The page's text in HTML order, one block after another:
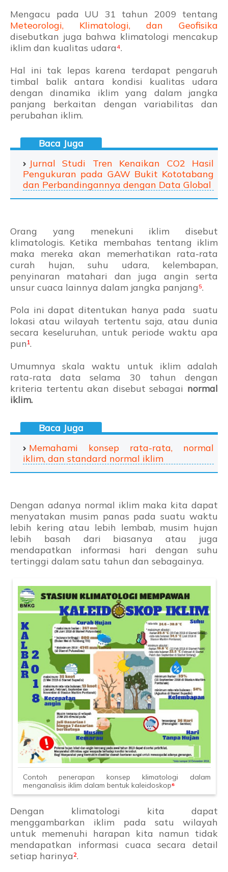
Mengacu pada UU 31 tahun 2009 tentang
Meteorologi, Klimatologi, dan Geofisika
disebutkan juga bahwa klimatologi mencakup
iklim dan kualitas udara⁴.
Hal ini tak lepas karena terdapat pengaruh
timbal balik antara kondisi kualitas udara
dengan dinamika iklim yang dalam jangka
panjang berkaitan dengan variabilitas dan
perubahan iklim.
Jurnal Studi Tren Kenaikan CO2 Hasil
Pengukuran pada GAW Bukit Kototabang
dan Perbandingannya dengan Data Global
Orang yang menekuni iklim disebut
klimatologis. Ketika membahas tentang iklim
maka mereka akan memerhatikan rata-rata
curah hujan, suhu udara, kelembapan,
penyinaran matahari dan juga angin serta
unsur cuaca lainnya dalam jangka panjang⁵.
Pola ini dapat ditentukan hanya pada suatu
lokasi atau wilayah tertentu saja, atau dunia
secara keseluruhan, untuk periode waktu apa
pun¹.
Umumnya skala waktu untuk iklim adalah
rata-rata data selama 30 tahun dengan
kriteria tertentu akan disebut sebagai normal
iklim.
Memahami konsep rata-rata, normal
iklim, dan standard normal iklim
Dengan adanya normal iklim maka kita dapat
menyatakan musim panas pada suatu waktu
lebih kering atau lebih lembab, musim hujan
lebih basah dari biasanya atau juga
mendapatkan informasi hari dengan suhu
tertinggi dalam satu tahun dan sebagainya.
Contoh penerapan konsep klimatologi dalam
menganalisis iklim dalam bentuk kaleidoskop⁶
Dengan klimatologi kita dapat
menggambarkan iklim pada satu wilayah
untuk memenuhi harapan kita namun tidak
mendapatkan informasi cuaca secara detail
setiap harinya².